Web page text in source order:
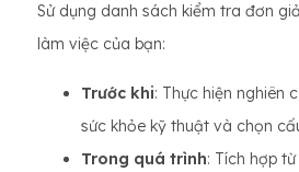
Sử dụng danh sách kiểm tra đơn
làm việc của bạn:
Trước khi: Thực hiện nghiên
sức khỏe kỹ thuật và chọn
Trong quá trình: Tích hợp